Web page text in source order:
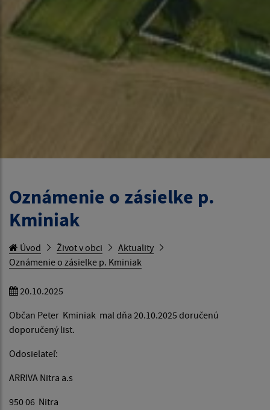
Oznámenie o zásielke p.
Kminiak
Úvod Život v obci
Aktuality
Oznámenie o zásielke p. Kminiak
20.10.2025
Občan Peter Kminiak mal dňa 20.10.2025 doručenú
doporučený list.
Odosielateľ:
ARRIVA Nitra a.s
950 06 Nitra